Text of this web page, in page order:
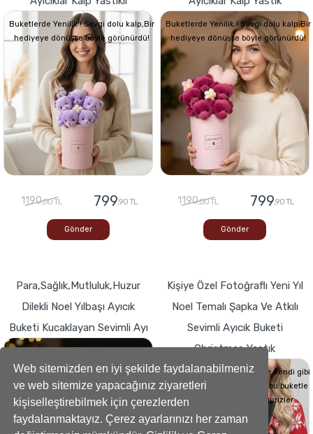
Web sitemizden en iyi şekilde faydalanabilmeniz
ve web sitemize yapacağınız ziyaretleri
kişiselleştirebilmek için çerezlerden
faydalanmaktayız. Çerez ayarlarınızı her zaman
Buketlerde Yenilik ! Sevgi dolu kalp,Bir
hediyeye dönüşse böyle görünürdü!
1190,00 TL 799,90 TL
Gönder
Buketlerde Yenilik ! Sevgi dolu kalp,Bir
hediyeye dönüşse böyle görünürdü!
1190,00 TL 799,90 TL
Gönder
Para,Sağlık,Mutluluk,Huzur
Dilekli Noel Yılbaşı Ayıcık
Buketi Kucaklayan Sevimli Ayı
hediyeye dönüşse böyle görünürdü!
Kişiye Özel Fotoğraflı Yeni Yıl
Noel Temalı Şapka Ve Atkılı
Sevimli Ayıcık Buketi
Christmas Yastık
Sevdiklerinizin Kalplerini de kendi gibi
yumuşacık hale getirecek bu buketle
sevdiklerinize küçük süprizler